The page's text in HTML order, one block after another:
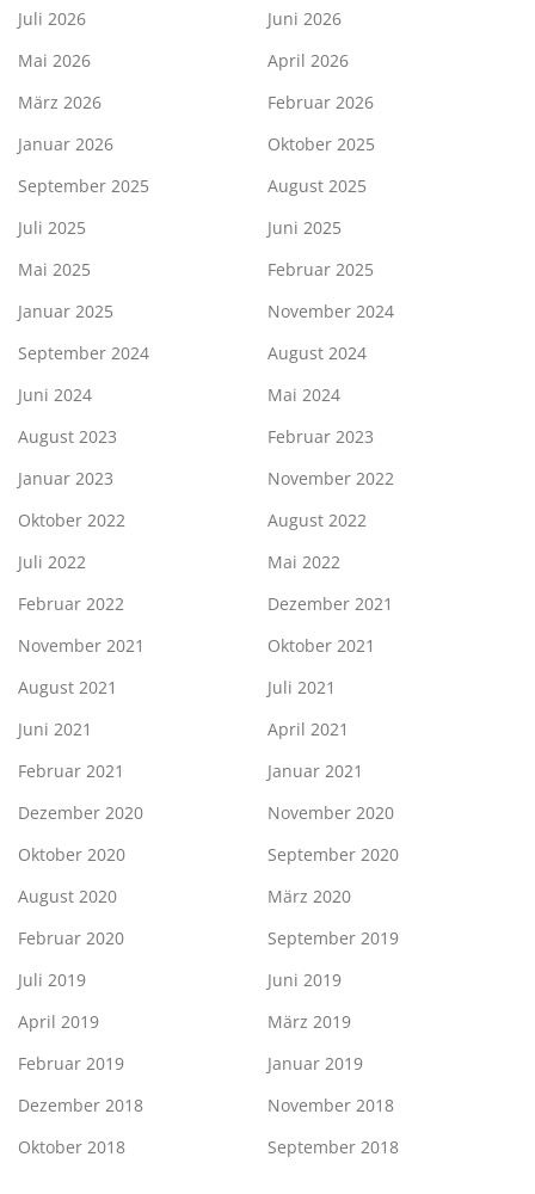
Juli 2026
Juni 2026
Mai 2026
April 2026
März 2026
Februar 2026
Januar 2026
Oktober 2025
September 2025
August 2025
Juli 2025
Juni 2025
Mai 2025
Februar 2025
Januar 2025
November 2024
September 2024
August 2024
Juni 2024
Mai 2024
August 2023
Februar 2023
Januar 2023
November 2022
Oktober 2022
August 2022
Juli 2022
Mai 2022
Februar 2022
Dezember 2021
November 2021
Oktober 2021
August 2021
Juli 2021
Juni 2021
April 2021
Februar 2021
Januar 2021
Dezember 2020
November 2020
Oktober 2020
September 2020
August 2020
März 2020
Februar 2020
September 2019
Juli 2019
Juni 2019
April 2019
März 2019
Februar 2019
Januar 2019
Dezember 2018
November 2018
Oktober 2018
September 2018